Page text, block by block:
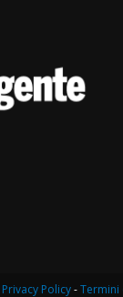
Privacy Policy-Termini